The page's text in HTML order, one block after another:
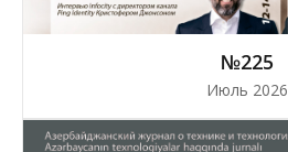
№225
Июль 2026